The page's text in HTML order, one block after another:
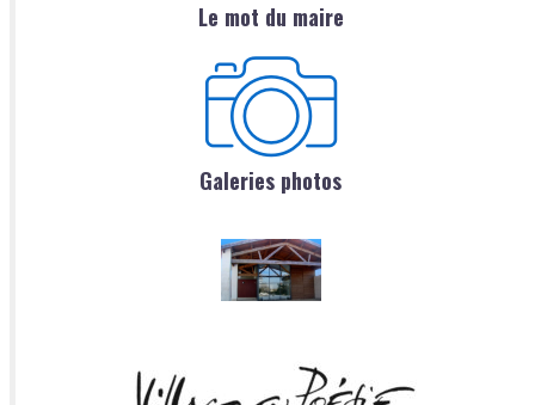
Le mot du maire
Galeries photos